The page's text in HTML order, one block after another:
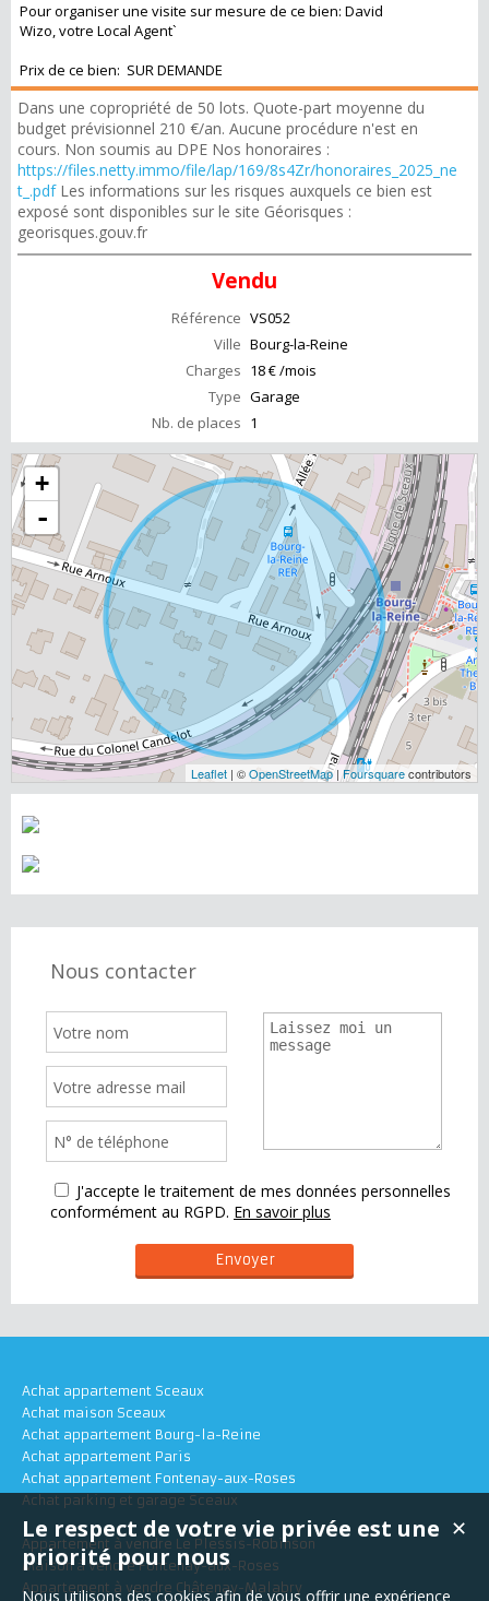
Pour organiser une visite sur mesure de ce bien: David
Wizo, votre Local Agent`
Prix de ce bien: SUR DEMANDE
Dans une copropriété de 50 lots. Quote-part moyenne du
budget prévisionnel 210 €/an. Aucune procédure n'est en
cours. Non soumis au DPE Nos honoraires :
https://files.netty.immo/file/lap/169/8s4Zr/honoraires_2025_ne
t_.pdfLes informations sur les risques auxquels ce bien est
exposé sont disponibles sur le site Géorisques :
georisques.gouv.fr
Vendu
Référence VS052
Ville Bourg-la-Reine
Charges 18 € /mois
Type Garage
Nb. de places 1
+
-
Leaflet | ©OpenStreetMap|Foursquarecontributors
Nous contacter
J'accepte le traitement de mes données personnelles
conformément au RGPD. En savoir plus
Achat appartement Sceaux
Achat maison Sceaux
Achat appartement Bourg-la-Reine
Achat appartement Paris
Achat appartement Fontenay-aux-Roses
Achat parking et garage Sceaux
Appartement à vendre Le Plessis-Robinson
Maison à vendre Fontenay-aux-Roses
Appartement à vendre Châtenay-Malabry
✕
Le respect de votre vie privée est une
priorité pour nous
Nous utilisons des cookies afin de vous offrir une expérience